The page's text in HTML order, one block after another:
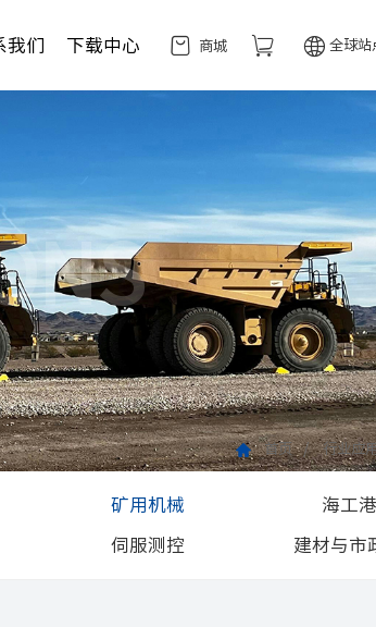
我们 下载中心 商城 全球站
矿用机械 海工
伺服测控 建材与市
首页 行业应